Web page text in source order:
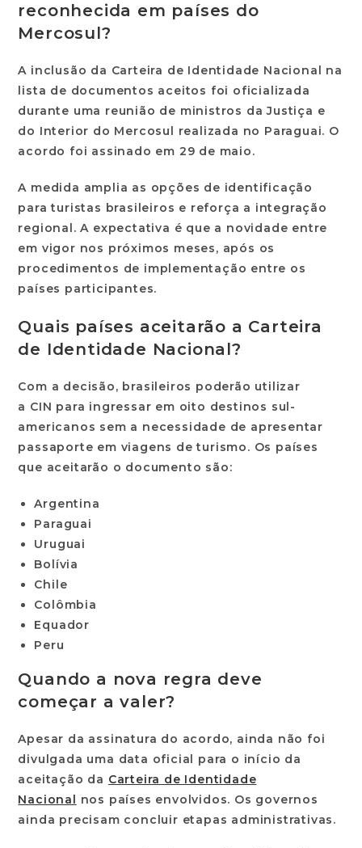
reconhecida em países do
Mercosul?
A inclusão da Carteira de Identidade Nacional
na
lista de documentos aceitos foi oficializada
durante uma reunião de ministros da Justiça e
do Interior do Mercosul realizada no Paraguai. O
acordo foi assinado em 29 de maio.
A medida amplia as opções de identificação
para turistas brasileiros e reforça a integração
regional. A expectativa é que a novidade entre
em vigor nos próximos meses, após os
procedimentos de implementação entre os
países participantes.
Quais países aceitarão a Carteira
de Identidade Nacional?
Com a decisão, brasileiros poderão utilizar
a CIN para ingressar em oito destinos sul-
americanos sem a necessidade de apresentar
passaporte em viagens de turismo. Os países
que aceitarão o documento são:
Argentina
Paraguai
Uruguai
Bolívia
Chile
Colômbia
Equador
Peru
Quando a nova regra deve
começar a valer?
Apesar da assinatura do acordo, ainda não foi
divulgada uma data oficial para o início da
aceitação da Carteira de Identidade
Nacional
nos países envolvidos. Os governos
ainda precisam concluir etapas administrativas.